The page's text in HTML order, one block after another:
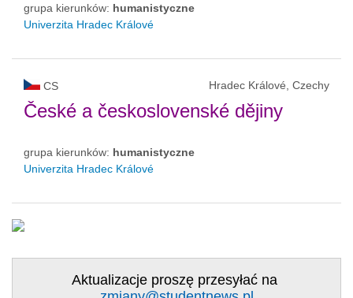
grupa kierunków: humanistyczne
Univerzita Hradec Králové
CS Hradec Králové, Czechy
České a československé dějiny
grupa kierunków: humanistyczne
Univerzita Hradec Králové
Aktualizacje proszę przesyłać na